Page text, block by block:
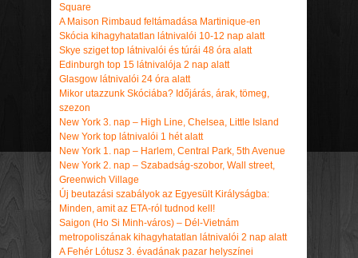
Square
A Maison Rimbaud feltámadása Martinique-en
Skócia kihagyhatatlan látnivalói 10-12 nap alatt
Skye sziget top látnivalói és túrái 48 óra alatt
Edinburgh top 15 látnivalója 2 nap alatt
Glasgow látnivalói 24 óra alatt
Mikor utazzunk Skóciába? Időjárás, árak, tömeg,
szezon
New York 3. nap – High Line, Chelsea, Little Island
New York top látnivalói 1 hét alatt
New York 1. nap – Harlem, Central Park, 5th Avenue
New York 2. nap – Szabadság-szobor, Wall street,
Greenwich Village
Új beutazási szabályok az Egyesült Királyságba:
Minden, amit az ETA-ról tudnod kell!
Saigon (Ho Si Minh-város) – Dél-Vietnám
metropoliszának kihagyhatatlan látnivalói 2 nap alatt
A Fehér Lótusz 3. évadának pazar helyszínei